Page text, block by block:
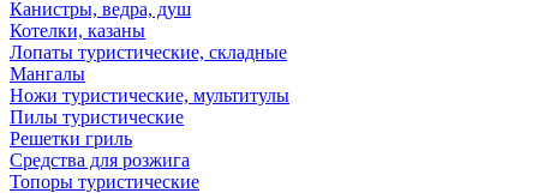
Канистры, ведра, душ
Котелки, казаны
Лопаты туристические, складные
Мангалы
Ножи туристические, мультитулы
Пилы туристические
Решетки гриль
Средства для розжига
Топоры туристические